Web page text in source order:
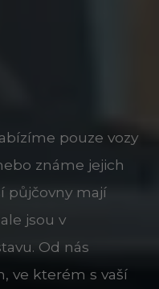
pouze vozy
známe jejich
půjčovny mají
jsou v
Od nás
ve kterém s vaší